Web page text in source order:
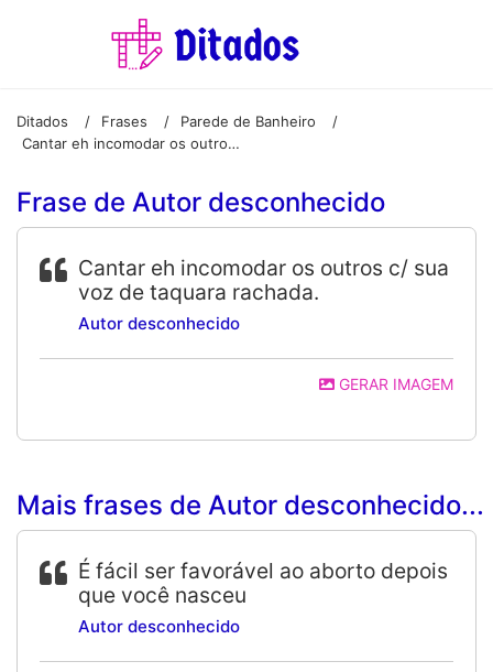
Ditados / Frases / Parede de Banheiro
/
Cantar eh incomodar os outros c/ sua voz de taquara rachada.
Frase de Autor desconhecido
Cantar eh incomodar os outros c/ sua
voz de taquara rachada.
Autor desconhecido
GERAR IMAGEM
Mais frases de Autor desconhecido...
É fácil ser favorável ao aborto depois
que você nasceu
Autor desconhecido